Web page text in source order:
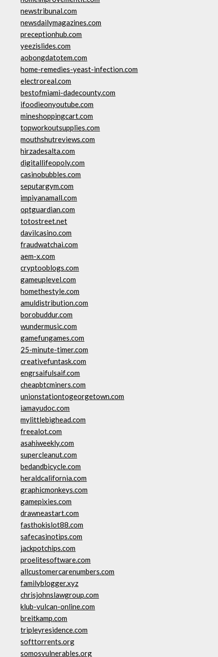
newstribunal.com
newsdailymagazines.com
preceptionhub.com
yeezislides.com
aobongdatotem.com
home-remedies-yeast-infection.com
electroreal.com
bestofmiami-dadecounty.com
ifoodieonyoutube.com
mineshoppingcart.com
topworkoutsupplies.com
mouthshutreviews.com
hirzadesalta.com
digitallifeopoly.com
casinobubbles.com
seputargym.com
impiyanamall.com
optguardian.com
totostreet.net
davilcasino.com
fraudwatchai.com
aem-x.com
cryptooblogs.com
gameuplevel.com
homethestyle.com
amuldistribution.com
borobuddur.com
wundermusic.com
gamefungames.com
25-minute-timer.com
creativefuntask.com
engrsaifulsaif.com
cheapbtcminers.com
unionstationtogeorgetown.com
iamayudoc.com
mylittlebighead.com
freealot.com
asahiweekly.com
supercleanut.com
bedandbicycle.com
heraldcalifornia.com
graphicmonkeys.com
gamepixies.com
drawneastart.com
fasthokislot88.com
safecasinotips.com
jackpotchips.com
proelitesoftware.com
allcustomercarenumbers.com
familyblogger.xyz
chrisjohnslawgroup.com
klub-vulcan-online.com
breitkamp.com
tripleyresidence.com
softtorrents.org
somosvulnerables.org